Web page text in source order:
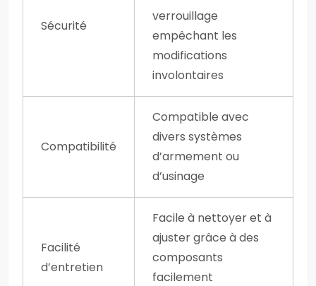
Sécurité
verrouillage
empêchant les
modifications
involontaires
Compatibilité
Compatible avec
divers systèmes
d’armement ou
d’usinage
Facilité
d’entretien
Facile à nettoyer et à
ajuster grâce à des
composants
facilement